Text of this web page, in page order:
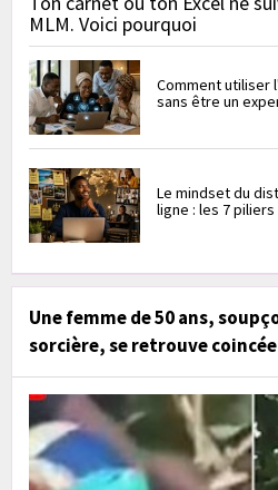
MLM. Voici pourquoi
Comment utiliser
sans être un
Le mindset du
ligne : les 7 piliers
Une femme de 50 ans,
sorcière, se retrouve